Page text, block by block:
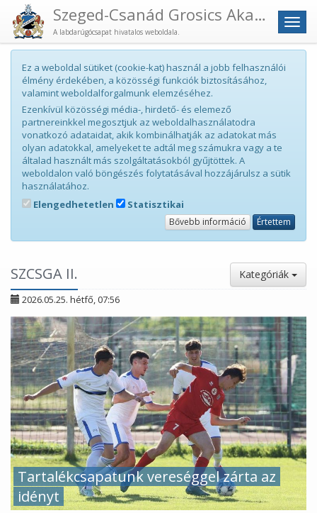
Menü
Szeged-Csanád Grosics Akadémia
A labdarúgócsapat hivatalos weboldala.
Ez a weboldal sütiket (cookie-kat) használ a jobb felhasználói
élmény érdekében, a közösségi funkciók biztosításához,
valamint weboldalforgalmunk elemzéséhez.
Ezenkívül közösségi média-, hirdető- és elemező
partnereinkkel megosztjuk az weboldalhasználatodra
vonatkozó adataidat, akik kombinálhatják az adatokat más
olyan adatokkal, amelyeket te adtál meg számukra vagy a te
általad használt más szolgáltatásokból gyűjtöttek. A
weboldalon való böngészés folytatásával hozzájárulsz a sütik
használatához.
Elengedhetetlen
Statisztikai
Bővebb információ Értettem
SZCSGA II. Kategóriák
2026.05.25. hétfő, 07:56
Tartalékcsapatunk vereséggel zárta az
idényt